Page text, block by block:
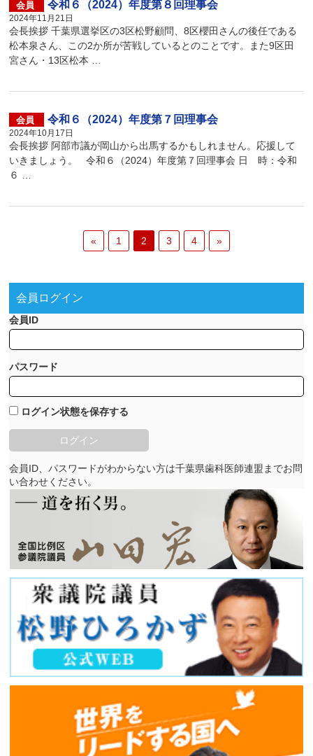
会員 令和６（2024）年度第８回理事会
2024年11月21日
会長挨拶 千葉県選挙区の3区松野顧問、8区櫻田さんの後任である
松本泉さん、この2か所が苦戦しているとのことです。また9区田
宮さん・13区松本 …
会員 令和６（2024）年度第７回理事会
2024年10月17日
会長挨拶 阿部市議が岡山から出馬するかもしれません。応援して
いきましょう。 令和６（2024）年度第７回理事会 日 時：令和
６ …
« 1 2 3 4 »
会員ログイン
会員ID
パスワード
ログイン状態を保存する
会員ID、パスワードがわからない方は千葉県歯科医師連盟までお問
い合わせください。